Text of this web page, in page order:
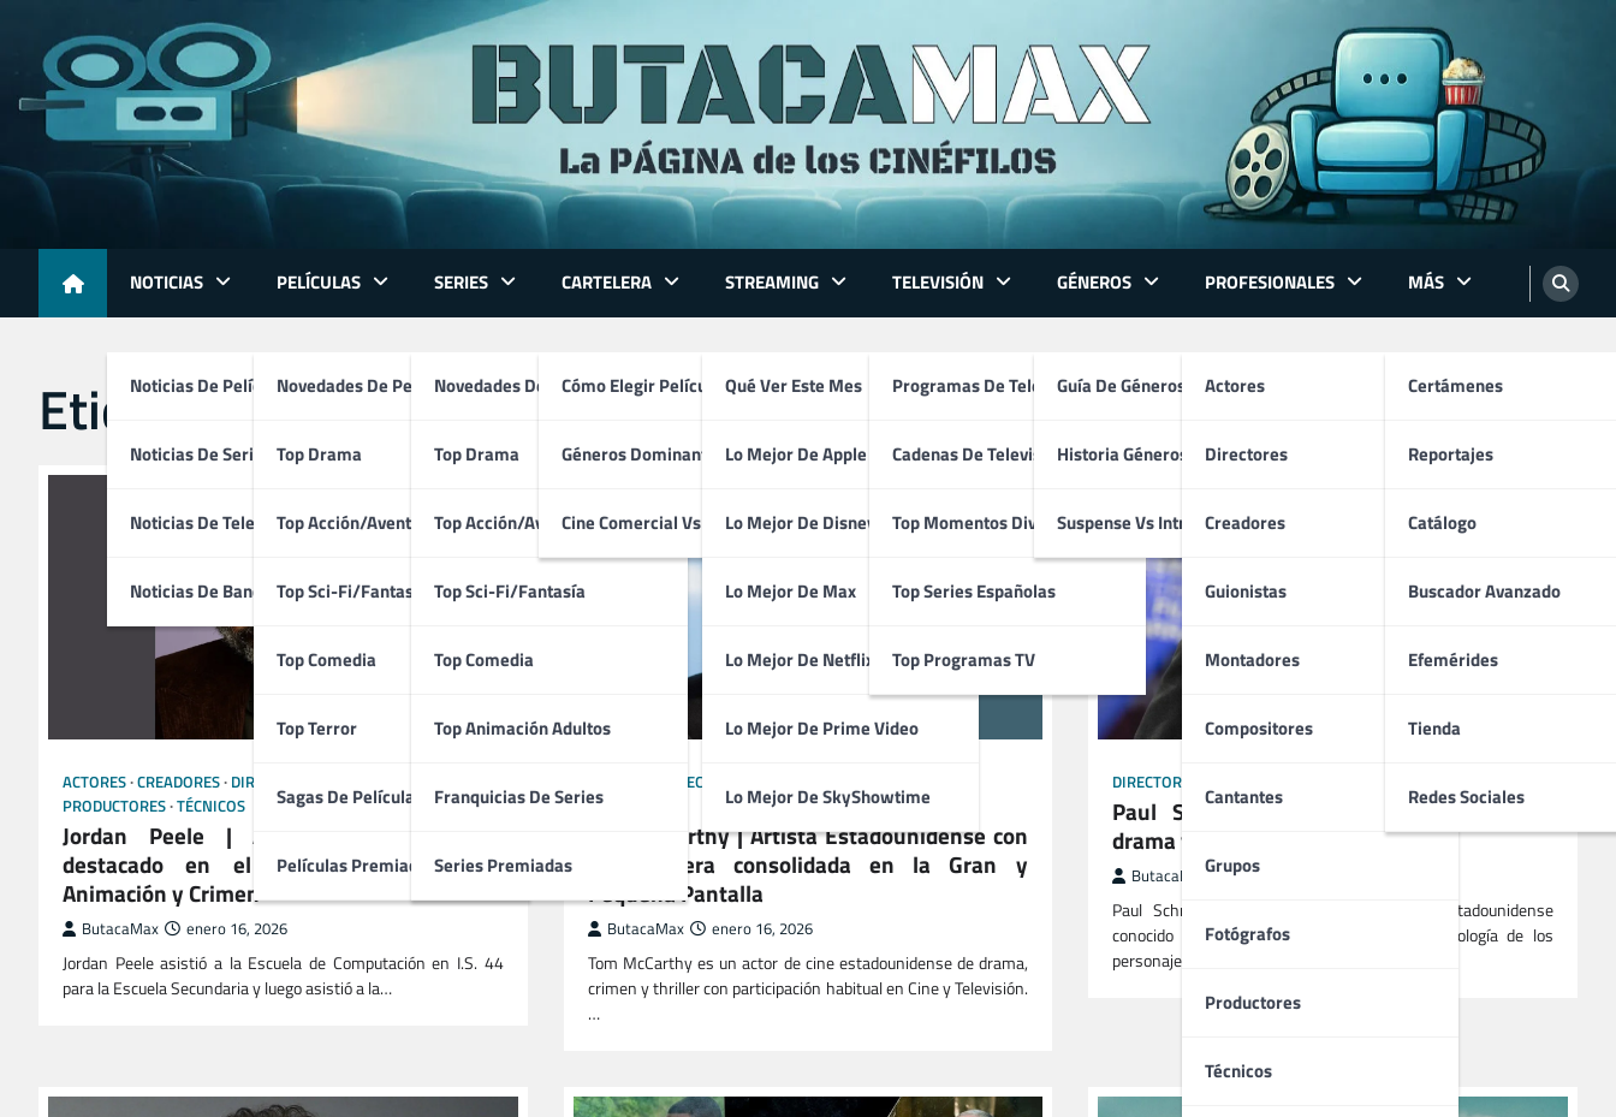
content
NOTICIAS
Noticias De Películas
Noticias De Series
Noticias De Televisión
Noticias De Bandas Sonoras
PELÍCULAS
Novedades De Películas
Top Drama
Top Acción/Aventura
Top Sci-Fi/Fantasía
Top Comedia
Top Terror
Sagas De Películas
Películas Premiadas
SERIES
Novedades De Series
Top Drama
Top Acción/Aventura
Top Sci-Fi/Fantasía
Top Comedia
Top Animación Adultos
Franquicias De Series
Series Premiadas
CARTELERA
Cómo Elegir Película
Géneros Dominantes
Cine Comercial Vs Autor
STREAMING
Qué Ver Este Mes
Lo Mejor De Apple TV
Lo Mejor De Disney+
Lo Mejor De Max
Lo Mejor De Netflix
Lo Mejor De Prime Video
Lo Mejor De SkyShowtime
TELEVISIÓN
Programas De Televisión
Cadenas De Televisión
Top Momentos Divertidos
Top Series Españolas
Top Programas TV
GÉNEROS
Guía De Géneros
Historia Géneros TV
Suspense Vs Intriga
PROFESIONALES
Actores
Directores
Creadores
Guionistas
Montadores
Compositores
Cantantes
Grupos
Fotógrafos
Productores
Técnicos
MÁS
Certámenes
Reportajes
Catálogo
Buscador Avanzado
Efemérides
Tienda
Redes Sociales
Etiqueta: cfca mejor guion original
ACTORES CREADORES DIRECTORES
PRODUCTORES TÉCNICOS
Jordan Peele | Artista Estadounidense
destacado en el ámbito de Comedia,
Animación y Crimen
ButacaMax enero 16, 2026
Jordan Peele asistió a la Escuela de Computación en I.S. 44
para la Escuela Secundaria y luego asistió a la…
DIRECTORES
TÉCNICOS
Tom Mccarthy | Artista Estadounidense con
una carrera consolidada en la Gran y
Pequeña Pantalla
ButacaMax enero 16, 2026
Tom McCarthy es un actor de cine estadounidense de drama,
crimen y thriller con participación habitual en Cine y Televisión.
…
DIRECTORES
Paul Schrader | Guionista visionario del
drama y el cine psicológico
ButacaMax diciembre 12, 2025
Paul Schrader es un guionista y director estadounidense
conocido por su enfoque profundo en la psicología de los
personajes y…